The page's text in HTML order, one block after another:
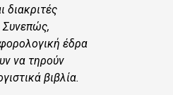
διακριτές
Συνεπώς,
έδρα
να τηρούν
βιβλία.